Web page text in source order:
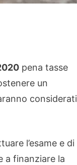
pena tasse
un
considerati
l’esame e di
a finanziare la